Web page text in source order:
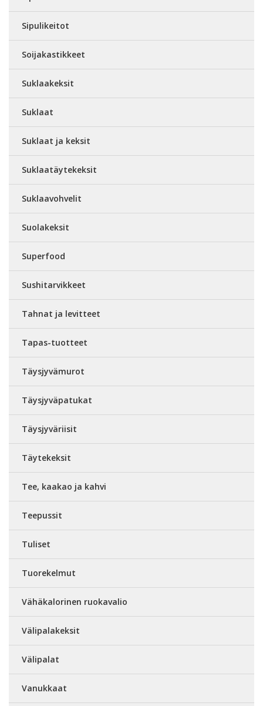
Sipulikeitot
Soijakastikkeet
Suklaakeksit
Suklaat
Suklaat ja keksit
Suklaatäytekeksit
Suklaavohvelit
Suolakeksit
Superfood
Sushitarvikkeet
Tahnat ja levitteet
Tapas-tuotteet
Täysjyvämurot
Täysjyväpatukat
Täysjyväriisit
Täytekeksit
Tee, kaakao ja kahvi
Teepussit
Tuliset
Tuorekelmut
Vähäkalorinen ruokavalio
Välipalakeksit
Välipalat
Vanukkaat